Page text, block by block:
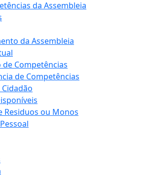
da Assembleia
da Assembleia
de Competências
de Competências
Residuos ou Monos